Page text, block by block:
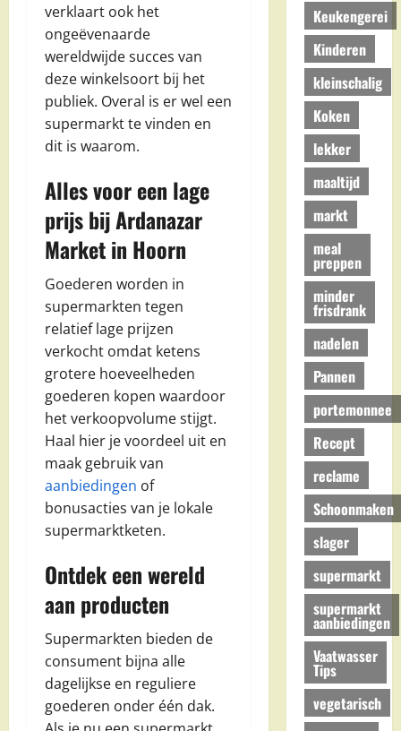
verklaart ook het
ongeëvenaarde
wereldwijde succes van
deze winkelsoort bij het
publiek. Overal is er wel een
supermarkt te vinden en
dit is waarom.
Alles voor een lage
prijs bij Ardanazar
Market in Hoorn
Goederen worden in
supermarkten tegen
relatief lage prijzen
verkocht omdat ketens
grotere hoeveelheden
goederen kopen waardoor
het verkoopvolume stijgt.
Haal hier je voordeel uit en
maak gebruik van
aanbiedingen of
bonusacties van je lokale
supermarktketen.
Ontdek een wereld
aan producten
Supermarkten bieden de
consument bijna alle
dagelijkse en reguliere
goederen onder één dak.
Keukengerei
Kinderen
kleinschalig
Koken
lekker
maaltijd
markt
meal
preppen
minder
frisdrank
nadelen
Pannen
portemonnee
Recept
reclame
Schoonmaken
slager
supermarkt
supermarkt
aanbiedingen
Vaatwasser
Tips
vegetarisch